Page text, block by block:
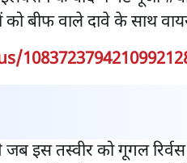
बीफ वाले दावे के साथ
इस तस्वीर को गूगल